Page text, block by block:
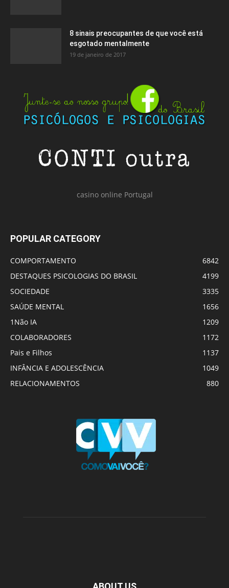
8 sinais preocupantes de que você está
esgotado mentalmente
19 de janeiro de 2017
casino online Portugal
POPULAR CATEGORY
COMPORTAMENTO
6842
DESTAQUES PSICOLOGIAS DO BRASIL
4199
SOCIEDADE
3335
SAÚDE MENTAL
1656
1Não IA
1209
COLABORADORES
1172
Pais e Filhos
1137
INFÂNCIA E ADOLESCÊNCIA
1049
RELACIONAMENTOS
880